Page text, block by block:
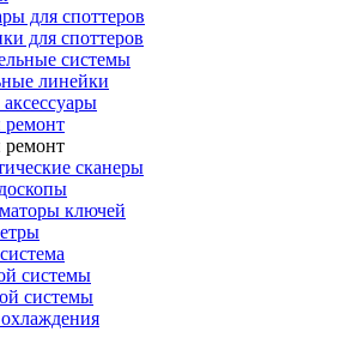
для споттеров
для споттеров
системы
линейки
ремонт
ремонт
сканеры
ключей
системы
системы